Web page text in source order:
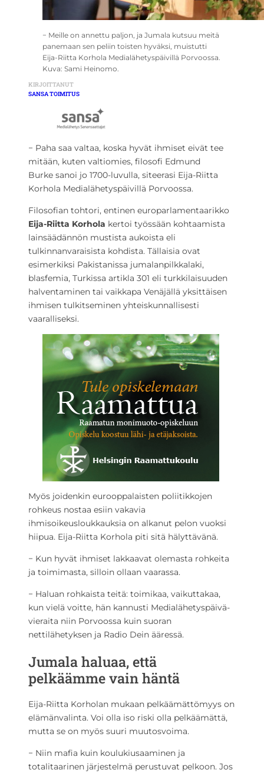
− Meille on annettu paljon, ja Jumala kutsuu meitä
panemaan sen peliin toisten hyväksi, muistutti
Eija-Riitta Korhola Medialähetyspäivillä Porvoossa.
Kuva: Sami Heinomo.
KIRJOITTANUT
SANSA TOIMITUS
− Paha saa valtaa, koska hyvät ihmiset eivät tee
mitään, kuten valtiomies, filosofi Edmund
Burke sanoi jo 1700-luvulla, siteerasi Eija-Riitta
Korhola Medialähetyspäivillä Porvoossa.
Filosofian tohtori, entinen europarlamentaarikko
Eija-Riitta Korhola kertoi työssään kohtaamista
lainsäädännön mustista aukoista eli
tulkinnanvaraisista kohdista. Tällaisia ovat
esimerkiksi Pakistanissa jumalanpilkkalaki,
blasfemia, Turkissa artikla 301 eli turkkilaisuuden
halventaminen tai vaikkapa Venäjällä yksittäisen
ihmisen tulkitseminen yhteiskunnallisesti
vaaralliseksi.
Myös joidenkin eurooppalaisten poliitikkojen
rohkeus nostaa esiin vakavia
ihmisoikeusloukkauksia on alkanut pelon vuoksi
hiipua. Eija-Riitta Korhola piti sitä hälyttävänä.
− Kun hyvät ihmiset lakkaavat olemasta rohkeita
ja toimimasta, silloin ollaan vaarassa.
− Haluan rohkaista teitä: toimikaa, vaikuttakaa,
kun vielä voitte, hän kannusti Medialähetyspäivä-
vieraita niin Porvoossa kuin suoran
nettilähetyksen ja Radio Dein ääressä.
Jumala haluaa, että
pelkäämme vain häntä
Eija-Riitta Korholan mukaan pelkäämättömyys on
elämänvalinta. Voi olla iso riski olla pelkäämättä,
mutta se on myös suuri muutosvoima.
− Niin mafia kuin koulukiusaaminen ja
totalitaarinen järjestelmä perustuvat pelkoon. Jos